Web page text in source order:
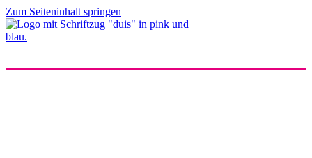
Zum Seiteninhalt springen